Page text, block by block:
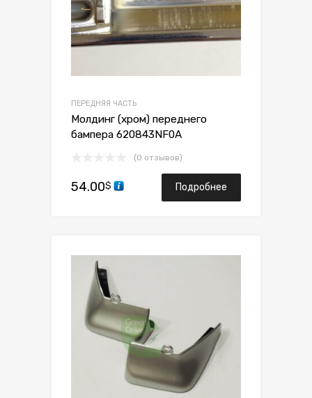
ПЕРЕДНЯЯ ЧАСТЬ
Молдинг (хром) переднего
бампера 620843NF0A
(0 отзывов)
54.00$ Подробнее